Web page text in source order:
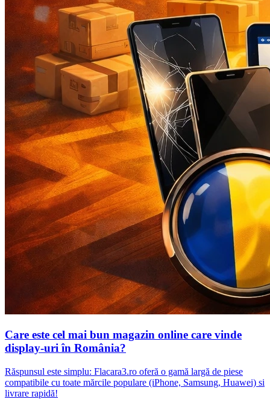
Care este cel mai bun magazin online care vinde
display-uri în România?
Răspunsul este simplu: Flacara3.ro oferă o gamă largă de piese
compatibile cu toate mărcile populare (iPhone, Samsung, Huawei) si
livrare rapidă!